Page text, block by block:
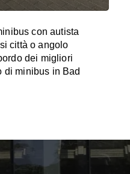
con autista
città o angolo
dei migliori
minibus in Bad